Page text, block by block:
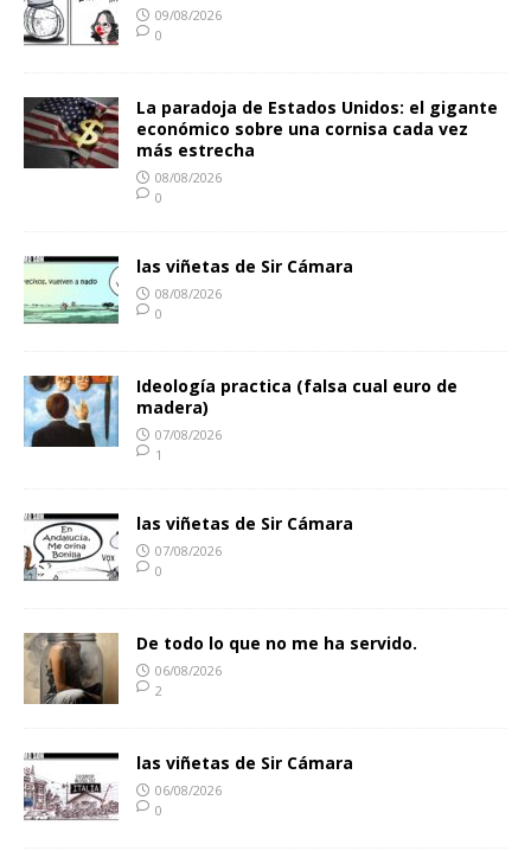
09/08/2026
0
La paradoja de Estados Unidos: el gigante
económico sobre una cornisa cada vez
más estrecha
08/08/2026
0
las viñetas de Sir Cámara
08/08/2026
0
Ideología practica (falsa cual euro de
madera)
07/08/2026
1
las viñetas de Sir Cámara
07/08/2026
0
De todo lo que no me ha servido.
06/08/2026
2
las viñetas de Sir Cámara
06/08/2026
0